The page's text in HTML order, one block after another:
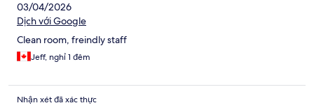
03/04/2026
Dịch với Google
Clean room, freindly staff
Jeff, nghỉ 1 đêm
Nhận xét đã xác thực